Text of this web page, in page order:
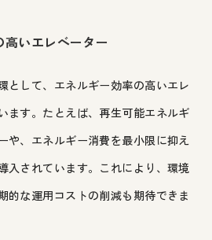
高いエレベーター
として、エネルギー効率の高いエレ
ます。たとえば、再生可能エネルギ
や、エネルギー消費を最小限に抑え
入されています。これにより、環境
的な運用コストの削減も期待できま